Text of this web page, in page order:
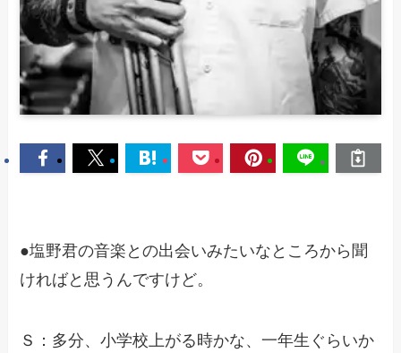
●塩野君の音楽との出会いみたいなところから聞
ければと思うんですけど。
Ｓ：多分、小学校上がる時かな、一年生ぐらいか